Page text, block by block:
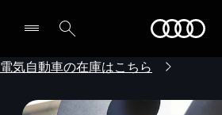
電気自動車の在庫はこちら